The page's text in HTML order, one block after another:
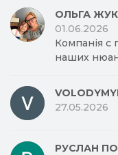
ОЛЬГА
01.06.2026
Компанія с
наших
27.05.2026
РУСЛАН